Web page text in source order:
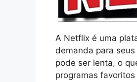
A Netflix é uma
demanda para
pode ser lenta, o
programas